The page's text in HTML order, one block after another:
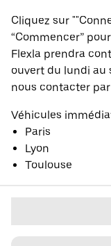
Cliquez sur
“Commencer”
Flexla prendra
ouvert du lundi au
nous contacter
Véhicules
Paris
Lyon
Toulouse